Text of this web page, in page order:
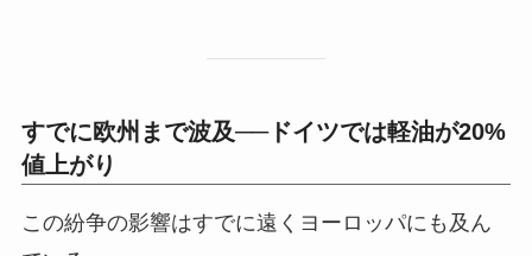
すでに欧州まで波及──ドイツでは軽油が20%
値上がり
この紛争の影響はすでに遠くヨーロッパにも及ん